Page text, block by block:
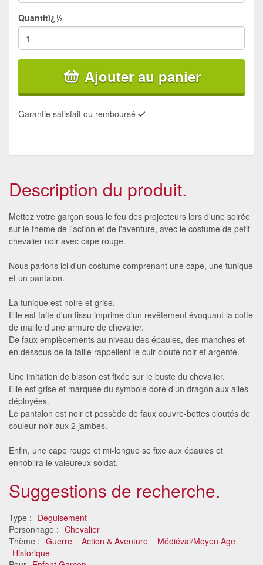
Quantitï¿½
Ajouter au panier
Garantie satisfait ou remboursé
Description du produit.
Mettez votre garçon sous le feu des projecteurs lors d'une soirée
sur le thème de l'action et de l'aventure, avec le costume de petit
chevalier noir avec cape rouge.
Nous parlons ici d'un costume comprenant une cape, une tunique
et un pantalon.
La tunique est noire et grise.
Elle est faite d'un tissu imprimé d'un revêtement évoquant la cotte
de maille d'une armure de chevalier.
De faux empiècements au niveau des épaules, des manches et
en dessous de la taille rappellent le cuir clouté noir et argenté.
Une imitation de blason est fixée sur le buste du chevalier.
Elle est grise et marquée du symbole doré d'un dragon aux ailes
déployées.
Le pantalon est noir et possède de faux couvre-bottes cloutés de
couleur noir aux 2 jambes.
Enfin, une cape rouge et mi-longue se fixe aux épaules et
ennoblira le valeureux soldat.
Suggestions de recherche.
Type : Deguisement
Personnage : Chevalier
Thème : Guerre Action & Aventure
Médiéval/Moyen Age
Historique